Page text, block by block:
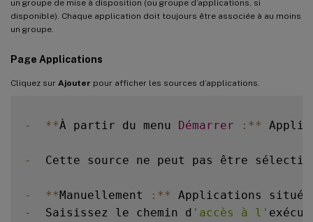
un groupe de mise à disposition (ou groupe d’applications, si
disponible). Chaque application doit toujours être associée à au moins
un groupe.
Page Applications
Cliquez sur Ajouter pour afficher les sources d’applications.
- **À partir du menu Démarrer : **
-
Cette source ne peut pas être
- **Manuellement : **
Applications
-
  Saisissez le chemin d
'accès à l'